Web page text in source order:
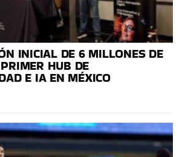
INICIAL DE 6 MILLONES DE
HUB DE
E IA EN MÉXICO